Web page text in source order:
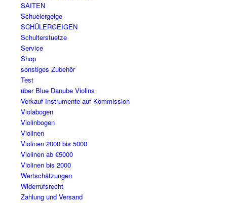
SAITEN
Schuelergeige
SCHÜLERGEIGEN
Schulterstuetze
Service
Shop
sonstiges Zubehör
Test
über Blue Danube Violins
Verkauf Instrumente auf Kommission
Violabogen
Violinbogen
Violinen
Violinen 2000 bis 5000
Violinen ab €5000
Violinen bis 2000
Wertschätzungen
Widerrufsrecht
Zahlung und Versand